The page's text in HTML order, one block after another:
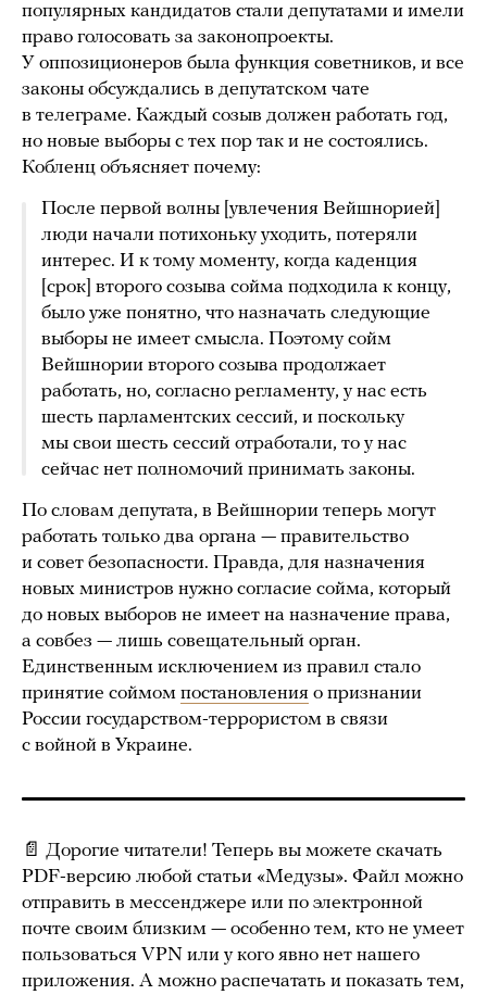
популярных кандидатов стали депутатами и имели
право голосовать за законопроекты.
У оппозиционеров была функция советников, и все
законы обсуждались в депутатском чате
в телеграме. Каждый созыв должен работать год,
но новые выборы с тех пор так и не состоялись.
Кобленц объясняет почему:
После первой волны [увлечения Вейшнорией]
люди начали потихоньку уходить, потеряли
интерес. И к тому моменту, когда каденция
[срок] второго созыва сойма подходила к концу,
было уже понятно, что назначать следующие
выборы не имеет смысла. Поэтому сойм
Вейшнории второго созыва продолжает
работать, но, согласно регламенту, у нас есть
шесть парламентских сессий, и поскольку
мы свои шесть сессий отработали, то у нас
сейчас нет полномочий принимать законы.
По словам депутата, в Вейшнории теперь могут
работать только два органа — правительство
и совет безопасности. Правда, для назначения
новых министров нужно согласие сойма, который
до новых выборов не имеет на назначение права,
а совбез — лишь совещательный орган.
Единственным исключением из правил стало
принятие соймом постановления о признании
России государством-террористом в связи
с войной в Украине.
📄 Дорогие читатели! Теперь вы можете скачать
PDF-версию любой статьи «Медузы». Файл можно
отправить в мессенджере или по электронной
почте своим близким — особенно тем, кто не умеет
пользоваться VPN или у кого явно нет нашего
приложения. А можно распечатать и показать тем,